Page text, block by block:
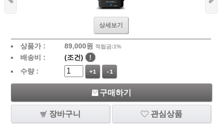
상세보기
상품가 : 89,000원 적립금:1%
배송비 : (조건)
!
수량 :
+1 -1
구매하기
장바구니 관심상품